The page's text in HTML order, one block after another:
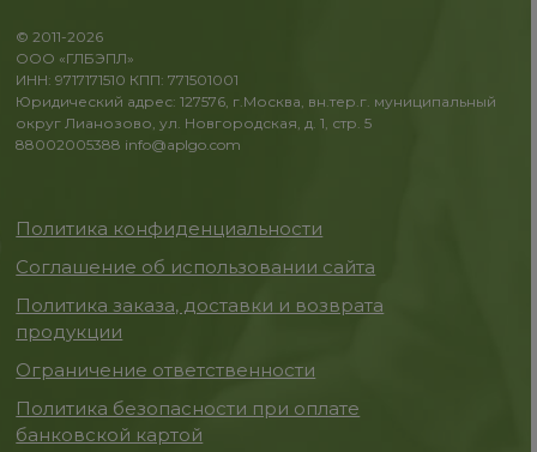
© 2011-2026
ООО «ГЛБЭПЛ»
ИНН: 9717171510 КПП: 771501001
Юридический адрес: 127576, г.Москва, вн.тер.г. муниципальный
округ Лианозово, ул. Новгородская, д. 1, стр. 5
88002005388 info@aplgo.com
Политика конфиденциальности
Соглашение об использовании сайта
Политика заказа, доставки и возврата
продукции
Ограничение ответственности
Политика безопасности при оплате
банковской картой